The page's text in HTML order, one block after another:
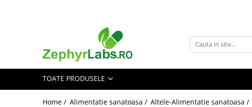
Alimentatie sanatoasa
TOATE PRODUSELE
Home / Alimentatie sanatoasa / Altele-Alimentatie sanatoasa /